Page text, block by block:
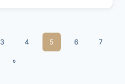
3 4 5 6 7
»